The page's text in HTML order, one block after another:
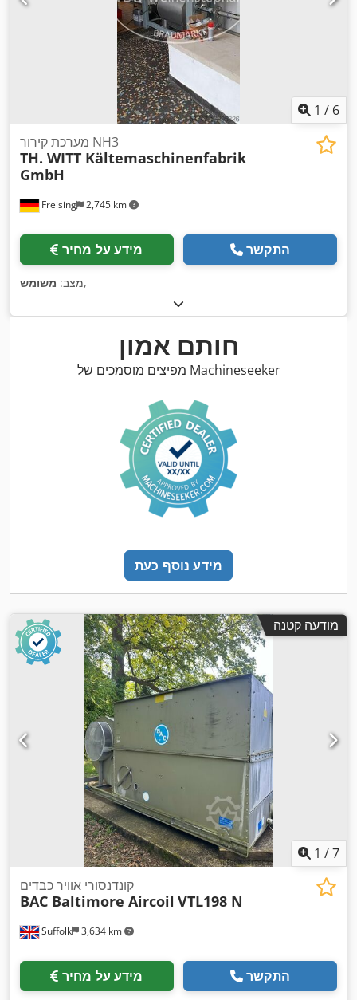
1 / 6
Freising 2,745 km
מערכת קירור NH3
TH. WITT Kältemaschinenfabrik
GmbH
מידע על מחיר התקשר
מצב: משומש ,
חותם אמון
מפיצים מוסמכים של Machineseeker
מידע נוסף כעת
מודעה קטנה
1 /7
Suffolk 3,634 km
קונדנסורי אוויר כבדים
BAC Baltimore Aircoil VTL198 N
מידע על מחיר התקשר